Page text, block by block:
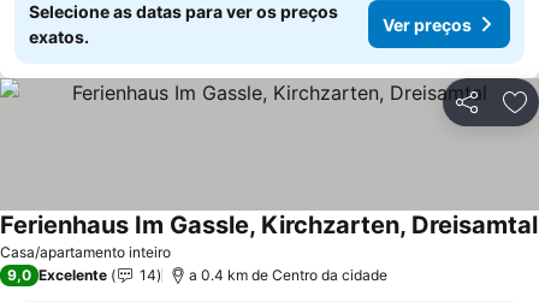
Selecione as datas para ver os preços
exatos.
Ver preços
Partilhar
Casa/apartamento inteiro
Ferienhaus Im Gassle, Kirchzarten, Dreisamtal
9,0 Excelente 14 a 0.4 km de Centro da cidade